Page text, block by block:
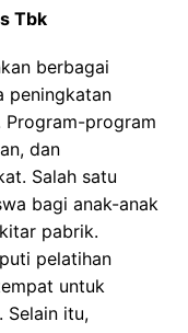
Tbk
berbagai
peningkatan
Program-program
dan
Salah satu
bagi anak-anak
pabrik.
pelatihan
untuk
Selain itu,